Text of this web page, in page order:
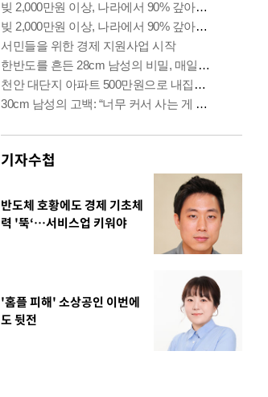
기자수첩
반도체 호황에도 경제 기초체
력 '뚝‘…서비스업 키워야
'홈플 피해' 소상공인 이번에
도 뒷전